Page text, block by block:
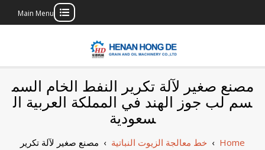
Main Menu
بناء مصنع إنتاج
الزيوت النباتية
الخاص بك
مصنع صغير لآلة تكرير النفط الخام السم
سم لب جوز الهند في المملكة العربية ال
سعودية
Home
› خط معالجة الزيوت النباتية › مصنع صغير لآلة تكرير